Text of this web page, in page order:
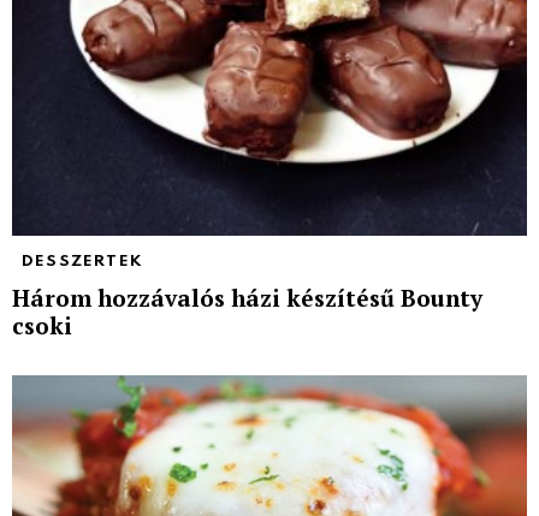
DESSZERTEK
Három hozzávalós házi készítésű Bounty
csoki